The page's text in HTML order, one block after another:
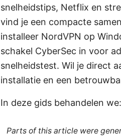
snelheidstips, Netflix en
vind je een compacte
installeer NordVPN op
schakel CyberSec in voor
snelheidstest. Wil je direct
installatie en een
In deze gids behandelen we:
Parts of this article were